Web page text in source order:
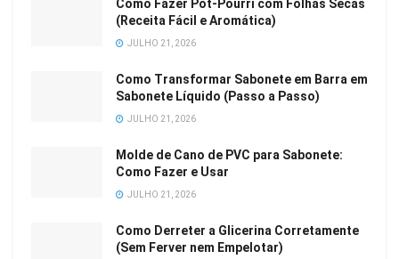
Como Fazer Pot-Pourri com Folhas Secas
(Receita Fácil e Aromática)
JULHO 21, 2026
Como Transformar Sabonete em Barra em
Sabonete Líquido (Passo a Passo)
JULHO 21, 2026
Molde de Cano de PVC para Sabonete:
Como Fazer e Usar
JULHO 21, 2026
Como Derreter a Glicerina Corretamente
(Sem Ferver nem Empelotar)